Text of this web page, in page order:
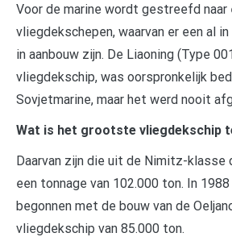
Voor de marine wordt gestreefd naar
vliegdekschepen, waarvan er een al
in aanbouw zijn. De Liaoning (Type
vliegdekschip, was oorspronkelijk
Sovjetmarine, maar het werd nooit
Wat is het grootste vliegdekschip
Daarvan zijn die uit de Nimitz-
een tonnage van 102.000 ton. In
begonnen met de bouw van de
vliegdekschip van 85.000 ton.